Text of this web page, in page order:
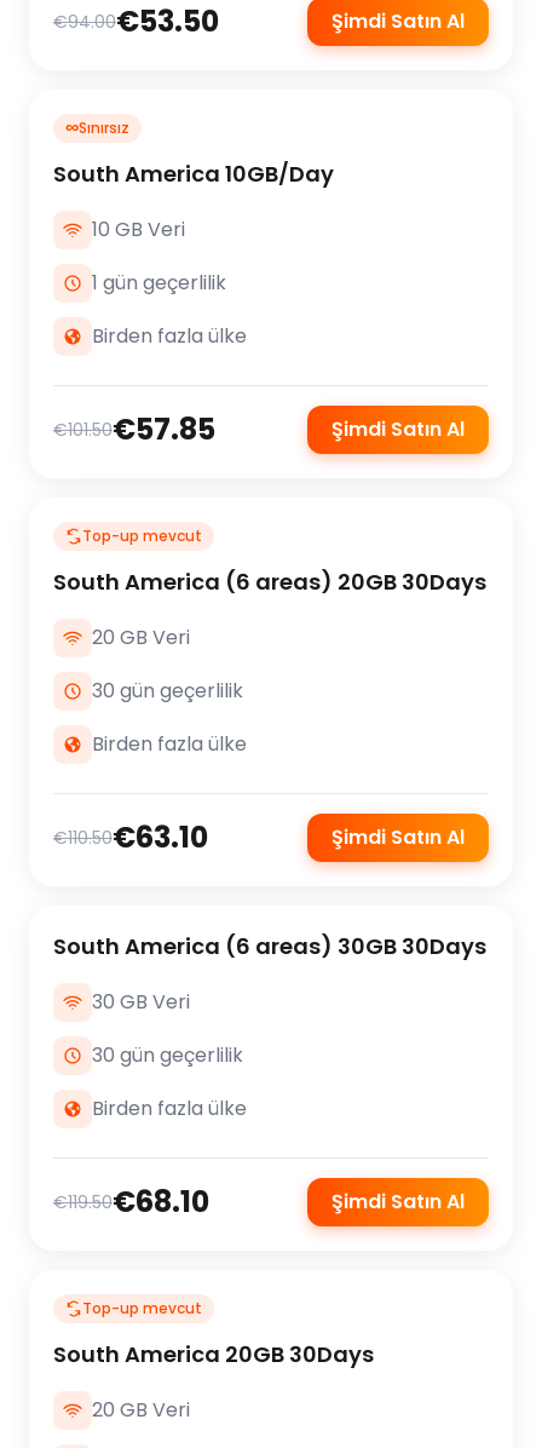
€94.00€53.50 Şimdi Satın Al
∞Sınırsız
South America 10GB/Day
10 GB Veri
1 gün geçerlilik
Birden fazla ülke
€101.50€57.85 Şimdi Satın Al
Top-up mevcut
South America (6 areas) 20GB 30Days
20 GB Veri
30 gün geçerlilik
Birden fazla ülke
€110.50€63.10 Şimdi Satın Al
South America (6 areas) 30GB 30Days
30 GB Veri
30 gün geçerlilik
Birden fazla ülke
€119.50€68.10 Şimdi Satın Al
Top-up mevcut
South America 20GB 30Days
20 GB Veri